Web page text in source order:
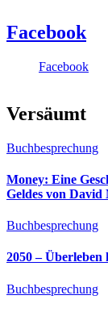
Facebook
Facebook
Versäumt
Buchbesprechung
Money: Eine
Geldes von
Buchbesprechung
2050 – Überleben
Buchbesprechung